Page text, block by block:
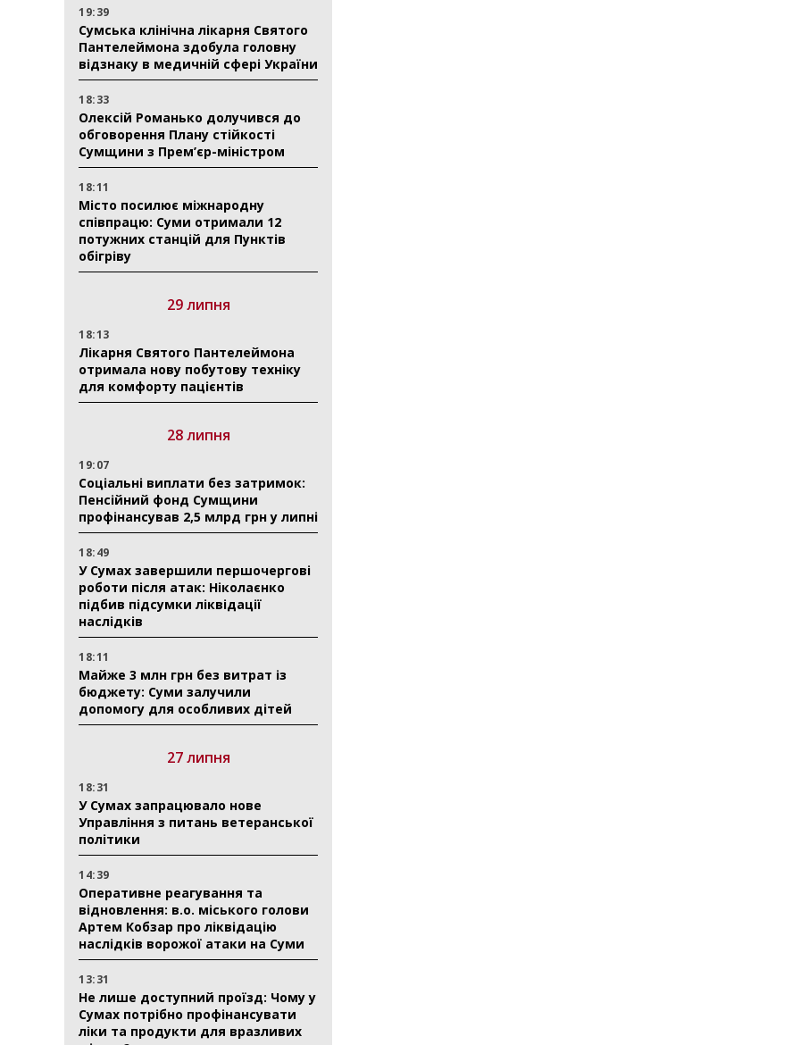
19:39
Сумська клінічна лікарня Святого
Пантелеймона здобула головну
відзнаку в медичній сфері України
18:33
Олексій Романько долучився до
обговорення Плану стійкості
Сумщини з Прем’єр-міністром
18:11
Місто посилює міжнародну
співпрацю: Суми отримали 12
потужних станцій для Пунктів
обігріву
29 липня
18:13
Лікарня Святого Пантелеймона
отримала нову побутову техніку
для комфорту пацієнтів
28 липня
19:07
Соціальні виплати без затримок:
Пенсійний фонд Сумщини
профінансував 2,5 млрд грн у липні
18:49
У Сумах завершили першочергові
роботи після атак: Ніколаєнко
підбив підсумки ліквідації
наслідків
18:11
Майже 3 млн грн без витрат із
бюджету: Суми залучили
допомогу для особливих дітей
27 липня
18:31
У Сумах запрацювало нове
Управління з питань ветеранської
політики
14:39
Оперативне реагування та
відновлення: в.о. міського голови
Артем Кобзар про ліквідацію
наслідків ворожої атаки на Суми
13:31
Не лише доступний проїзд: Чому у
Сумах потрібно профінансувати
ліки та продукти для вразливих